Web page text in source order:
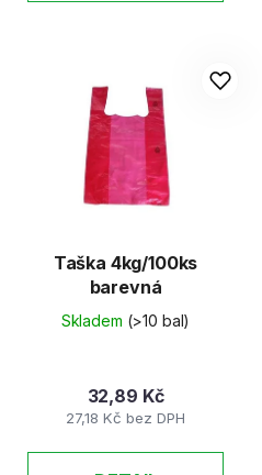
Taška 4kg/100ks
barevná
Skladem (>10 bal)
27,18 Kč bez DPH
32,89 Kč